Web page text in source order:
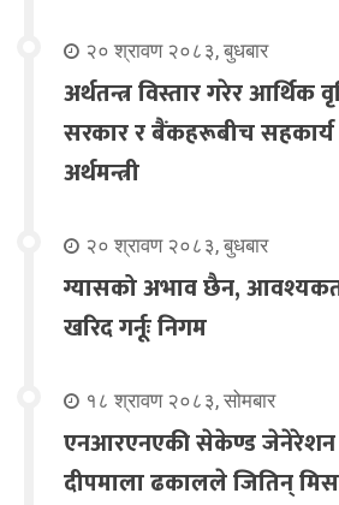
२० श्रावण २०८३, बुधबार
अर्थतन्त्र विस्तार गरेर आर्थिक
सरकार र बैंकहरूबीच सहकार्य
अर्थमन्त्री
२० श्रावण २०८३, बुधबार
ग्यासको अभाव छैन,
खरिद गर्नूः निगम
१८ श्रावण २०८३, सोमबार
एनआरएनएकी सेकेण्ड जेनेरेशन
दीपमाला ढकालले जितिन्